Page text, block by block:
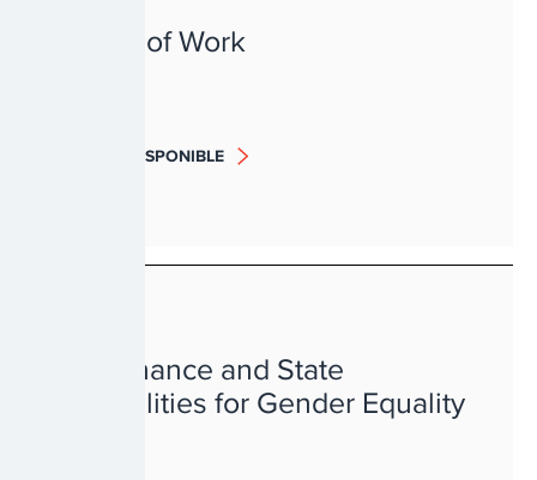
Future of Work
BIENTÔT DISPONIBLE
Governance and State
Capabilities for Gender Equality